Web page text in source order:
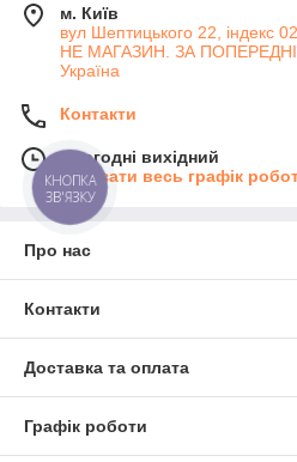
м. Київ
вул Шептицького 22,
НЕ МАГАЗИН. ЗА
Україна
Контакти
Сьогодні вихідний
Показати весь графік
Про нас
Контакти
Доставка та оплата
Графік роботи
КНОПКА
ЗВ'ЯЗКУ